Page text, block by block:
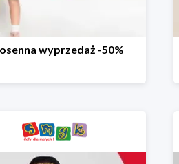
wyprzedaż -50%